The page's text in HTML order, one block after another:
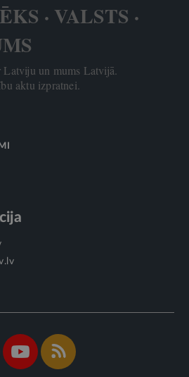
· VALSTS ·
Latviju un mums Latvijā.
aktu izpratnei.